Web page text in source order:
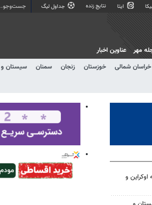
ایتا نتایج زنده جداول لیگ
خراسان شمالی خوزستان زنجان سمنان
سیستان و
مهر عناوین اخبار
و